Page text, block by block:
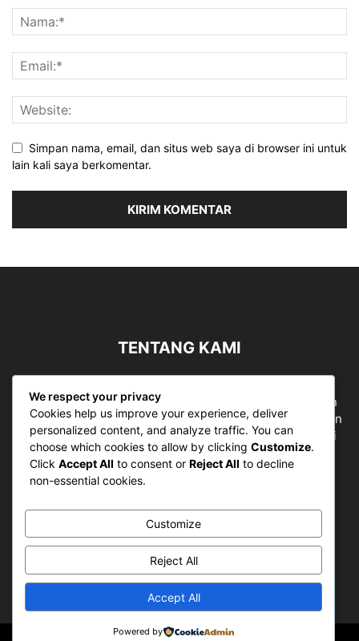
Simpan nama, email, dan situs web saya di browser ini untuk
lain kali saya berkomentar.
TENTANG KAMI
bergerak di ruang jurnalistik, sebagai entitas pemberian
ruang Publik, Media merupakan literasi mutlak diperlukan
sebagai kemampuan dasar berpikir kritis untuk hidup di
abad informasi.
Hubungi kami:
IKUTI KAMI
We respect your privacy
Cookies help us improve your experience, deliver
personalized content, and analyze traffic. You can
choose which cookies to allow by clicking Customize.
Click Accept All to consent or Reject All to decline
non-essential cookies.
Customize
Reject All
Accept All
Powered by